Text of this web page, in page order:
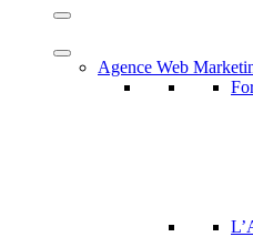
Agence Web